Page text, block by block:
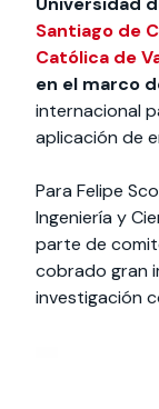
Santiago de
Católica de
en el marco
internacional
aplicación de
Para Felipe
Ingeniería y
parte de
cobrado gran
investigación